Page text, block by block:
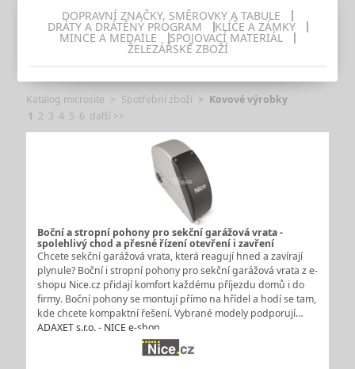
DOPRAVNÍ ZNAČKY, SMĚROVKY A TABULE
DRÁTY A DRÁTĚNÝ PROGRAM KLÍČE A ZÁMKY
MINCE A MEDAILE SPOJOVACÍ MATERIÁL
ŽELEZÁŘSKÉ ZBOŽÍ
Katalog microsite Spotřební zboží
Kovové výrobky
1 2 3 4 5 6 další >>
Boční a stropní pohony pro sekční garážová vrata -
spolehlivý chod a přesné řízení otevření i zavření
Chcete sekční garážová vrata, která reagují hned a zavírají
plynule? Boční i stropní pohony pro sekční garážová vrata z e-
shopu Nice.cz přidají komfort každému příjezdu domů i do
firmy. Boční pohony se montují přímo na hřídel a hodí se tam,
kde chcete kompaktní řešení. Vybrané modely podporují…
ADAXET s.r.o. - NICE e-shop